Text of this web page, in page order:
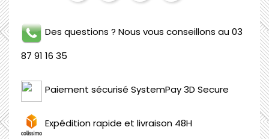
Des questions ? Nous vous conseillons au 03
87 91 16 35
Paiement sécurisé SystemPay 3D Secure
Expédition rapide et livraison 48H